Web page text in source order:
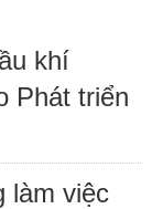
khí
Phát triển
làm việc